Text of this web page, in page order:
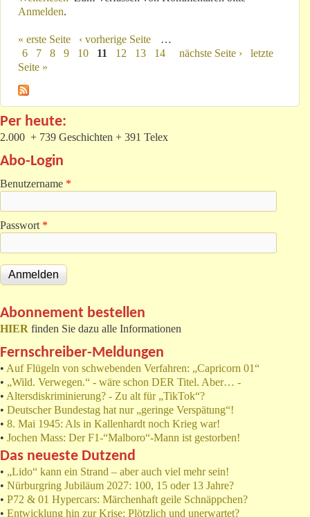
Anmelden.
Seiten
« erste Seite ‹ vorherige Seite
…
6
7 8 9 10 11 12 13 14 nächste Seite ›
letzte
Seite »
Per heute:
2.000 + 739 Geschichten + 391 Telex
Abo-Login
Benutzername *
Passwort *
Abonnement bestellen
HIER finden Sie dazu alle Informationen
Fernschreiber-Meldungen
• Auf Flügeln von schwebenden Verfahren: „Capricorn 01“
• „Wild. Verwegen.“ - wäre schon DER Titel. Aber… -
• Altersdiskriminierung? - Zu alt für „TikTok“?
• Deutscher Bundestag hat nur „geringe Verspätung“!
• 8. Mai 1945: Als in Kallenhardt noch Krieg war!
• Jochen Mass: Der F1-“Malboro“-Mann ist gestorben!
Das neueste Dutzend
• „Lido“ kann ein Strand – aber auch viel mehr sein!
• Nürburgring Jubiläum 2027: 100, 15 oder 13 Jahre?
• P72 & 01 Hypercars: Märchenhaft geile Schnäppchen?
• Entwicklung hin zur Krise: Plötzlich und unerwartet?